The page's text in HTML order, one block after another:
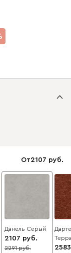
От2107
Данель Серый
2107
8
2291
Дарте
2583